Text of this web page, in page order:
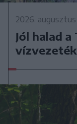
2026.
Jól halad